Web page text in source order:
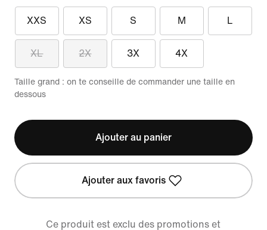
XXS XS S M L
XL 2X 3X 4X
Taille grand : on te conseille de commander une taille en
dessous
Ajouter au panier
Ajouter aux favoris
Ce produit est exclu des promotions et